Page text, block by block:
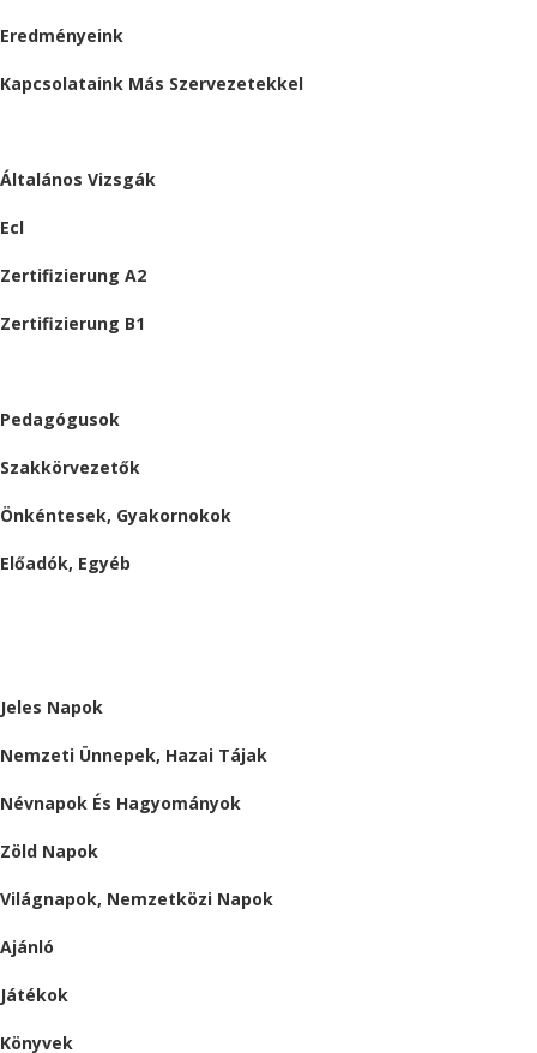
Eredményeink
Kapcsolataink Más Szervezetekkel
Általános Vizsgák
Ecl
Zertifizierung A2
Zertifizierung B1
Pedagógusok
Szakkörvezetők
Önkéntesek, Gyakornokok
Előadók, Egyéb
Jeles Napok
Nemzeti Ünnepek, Hazai Tájak
Névnapok És Hagyományok
Zöld Napok
Világnapok, Nemzetközi Napok
Ajánló
Játékok
Könyvek